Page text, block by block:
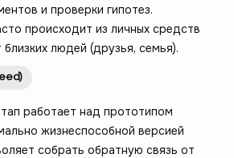
и проверки гипотез.
происходит из личных средств
людей (друзья, семья).
работает над прототипом
жизнеспособной версией
собрать обратную связь от